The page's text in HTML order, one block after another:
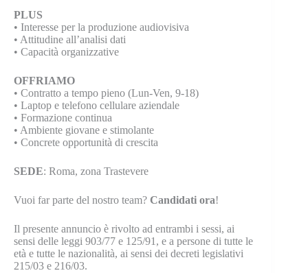
PLUS
• Interesse per la produzione audiovisiva
• Attitudine all’analisi dati
• Capacità organizzative
OFFRIAMO
• Contratto a tempo pieno (Lun-Ven, 9-18)
• Laptop e telefono cellulare aziendale
• Formazione continua
• Ambiente giovane e stimolante
• Concrete opportunità di crescita
SEDE: Roma, zona Trastevere
Vuoi far parte del nostro team? Candidati ora!
Il presente annuncio è rivolto ad entrambi i sessi, ai
sensi delle leggi 903/77 e 125/91, e a persone di tutte le
età e tutte le nazionalità, ai sensi dei decreti legislativi
215/03 e 216/03.